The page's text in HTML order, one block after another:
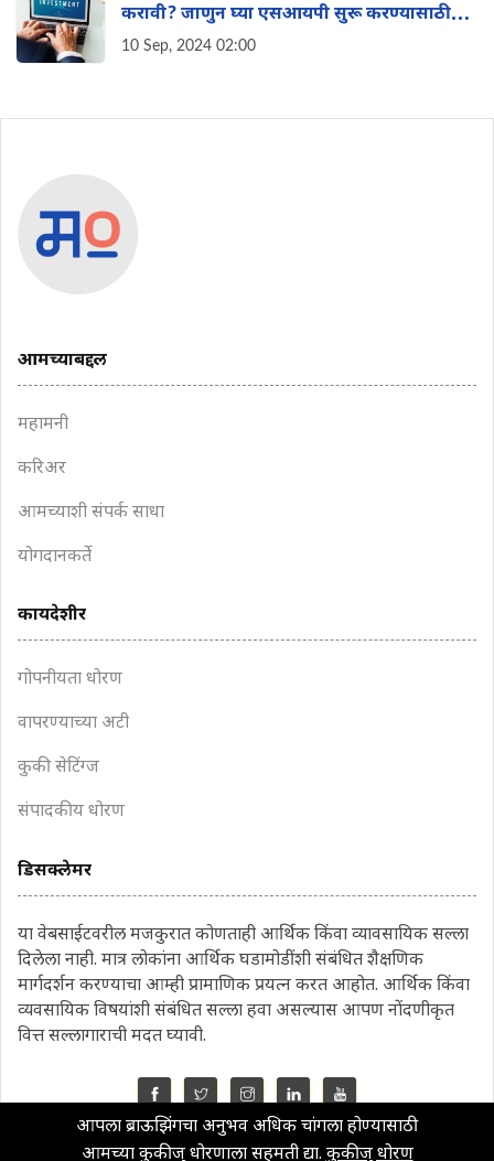
करावी? जाणुन घ्या एसआयपी सुरू करण्यासाठीची
सर्वोत्तम वेळ
10 Sep, 2024 02:00
आमच्याबद्दल
महामनी
करिअर
आमच्याशी संपर्क साधा
योगदानकर्ते
कायदेशीर
गोपनीयता धोरण
वापरण्याच्या अटी
कुकी सेटिंग्ज
संपादकीय धोरण
डिसक्लेमर
या वेबसाईटवरील मजकुरात कोणताही आर्थिक किंवा व्यावसायिक सल्ला
दिलेला नाही. मात्र लोकांना आर्थिक घडामोडींशी संबंधित शैक्षणिक
मार्गदर्शन करण्याचा आम्ही प्रामाणिक प्रयत्न करत आहोत. आर्थिक किंवा
व्यवसायिक विषयांशी संबंधित सल्ला हवा असल्यास आपण नोंदणीकृत
वित्त सल्लागाराची मदत घ्यावी.
©2022 MahaMoney
आपला ब्राऊझिंगचा अनुभव अधिक चांगला होण्यासाठी
आमच्या कुकीज् धोरणाला सहमती द्या.कुकीज् धोरण